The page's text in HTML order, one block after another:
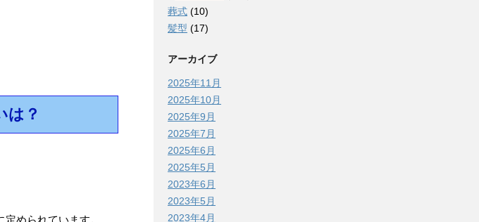
は？
葬式 (10)
髪型 (17)
アーカイブ
2025年11月
2025年10月
2025年9月
2025年7月
2025年6月
2025年5月
2023年6月
2023年5月
2023年4月